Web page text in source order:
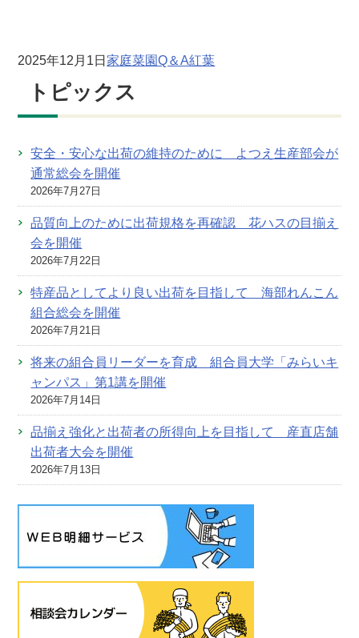
2025年12月1日家庭菜園Q＆A紅葉
トピックス
安全・安心な出荷の維持のために よつえ生産部会が
通常総会を開催
2026年7月27日
品質向上のために出荷規格を再確認 花ハスの目揃え
会を開催
2026年7月22日
特産品としてより良い出荷を目指して 海部れんこん
組合総会を開催
2026年7月21日
将来の組合員リーダーを育成 組合員大学「みらいキ
ャンパス」第1講を開催
2026年7月14日
品揃え強化と出荷者の所得向上を目指して 産直店舗
出荷者大会を開催
2026年7月13日